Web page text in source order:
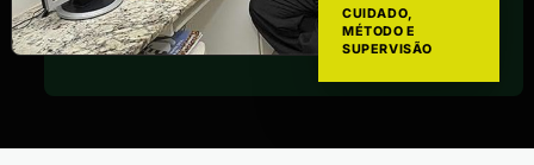
CUIDADO,
MÉTODO E
SUPERVISÃO